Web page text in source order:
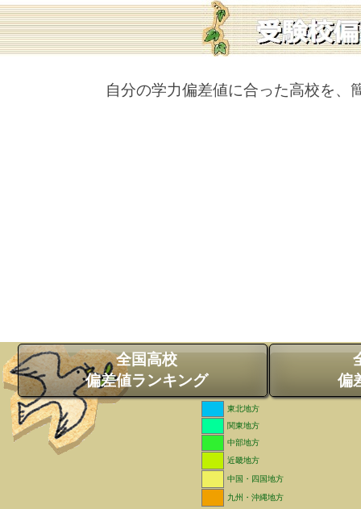
自分の学力偏差値に合った高校を、
全国高校
偏差値ランキング
偏
東北地方
関東地方
中部地方
近畿地方
中国・四国地方
九州・沖縄地方